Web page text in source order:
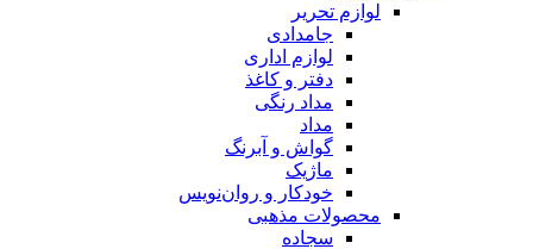
لوازم تحریر
جامدادی
لوازم اداری
دفتر و کاغذ
مداد رنگی
مداد
گواش و آبرنگ
ماژیک
خودکار و روان‌نویس
محصولات مذهبی
سجاده